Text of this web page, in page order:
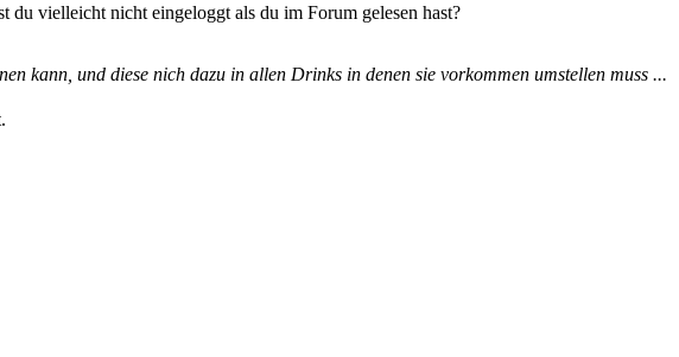
vielleicht nicht eingeloggt als du im Forum gelesen hast?
kann, und diese nich dazu in allen Drinks in denen sie vorkommen umstellen muss ...